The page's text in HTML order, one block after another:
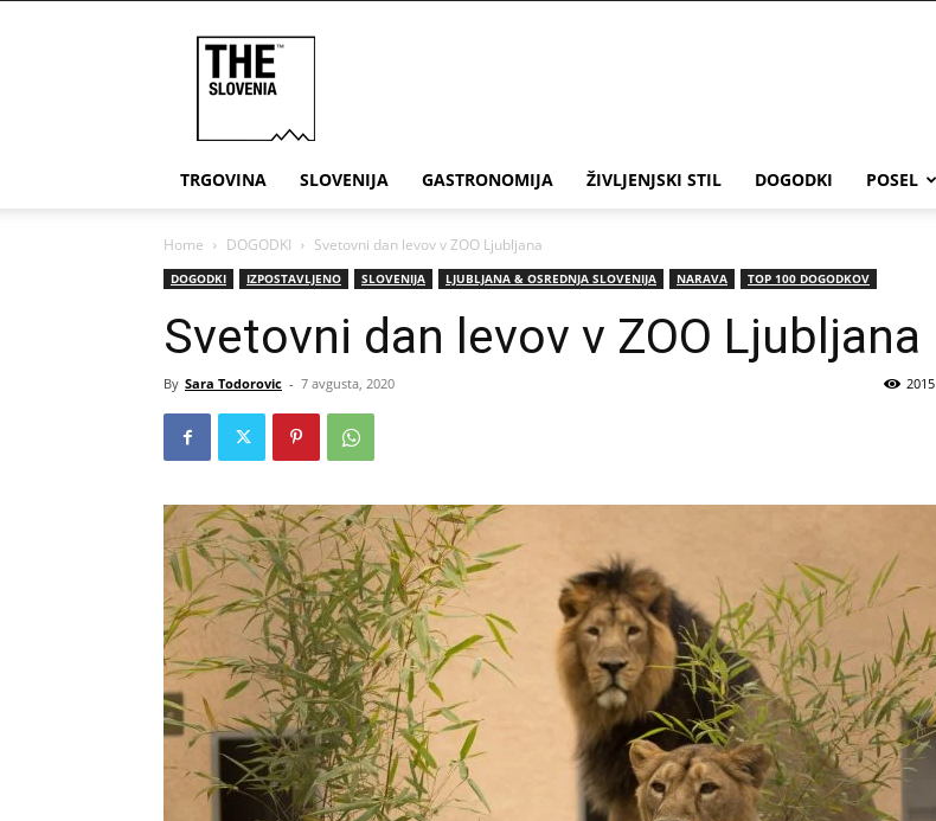
TRGOVINA SLOVENIJA GASTRONOMIJA ŽIVLJENJSKI STIL DOGODKI POSEL
Home DOGODKI Svetovni dan levov v ZOO Ljubljana
DOGODKI IZPOSTAVLJENO SLOVENIJA LJUBLJANA & OSREDNJA SLOVENIJA NARAVA TOP 100 DOGODKOV
Svetovni dan levov v ZOO Ljubljana
By Sara Todorovic - 7 avgusta, 2020 2015